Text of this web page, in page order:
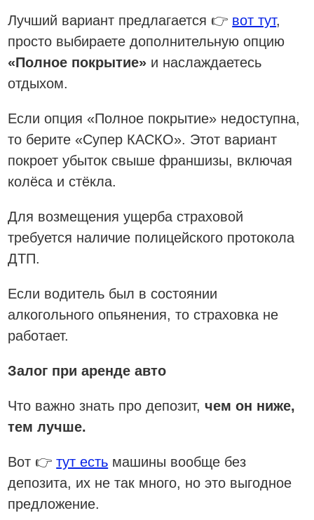
Лучший вариант предлагается 👉 вот тут,
просто выбираете дополнительную опцию
«Полное покрытие» и наслаждаетесь
отдыхом.
Если опция «Полное покрытие» недоступна,
то берите «Супер КАСКО». Этот вариант
покроет убыток свыше франшизы, включая
колёса и стёкла.
Для возмещения ущерба страховой
требуется наличие полицейского протокола
ДТП.
Если водитель был в состоянии
алкогольного опьянения, то страховка не
работает.
Залог при аренде авто
Что важно знать про депозит,чем он ниже,
тем лучше.
Вот 👉тут есть машины вообще без
депозита, их не так много, но это выгодное
предложение.